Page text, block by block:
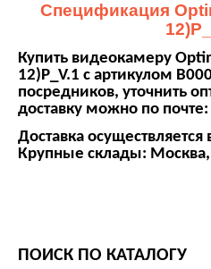
Спецификация
Купить видеокамеру
12)P_V.1 с артикулом
посредников, уточнить
доставку можно по
Доставка
Крупные склады:
ПОИСК ПО КАТАЛОГУ